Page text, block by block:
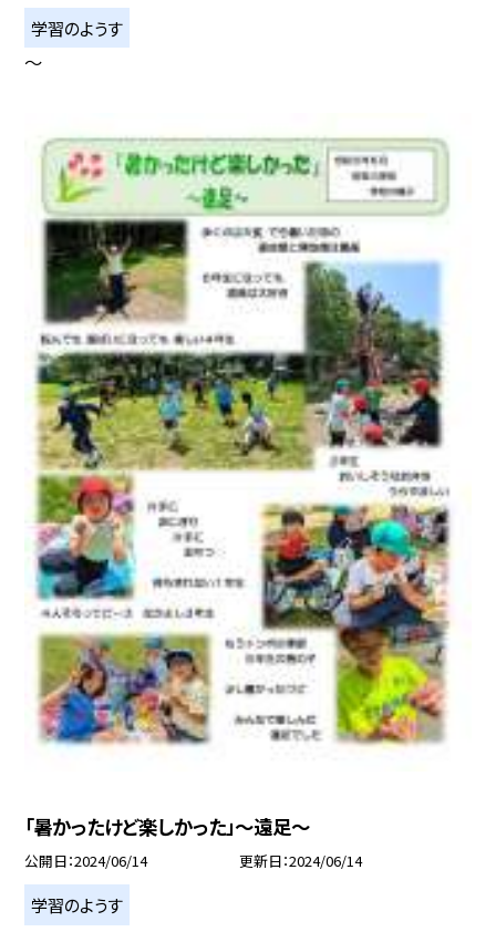
学習のようす
〜
「暑かったけど楽しかった」〜遠足〜
公開日 2024/06/14 更新日 2024/06/14
学習のようす